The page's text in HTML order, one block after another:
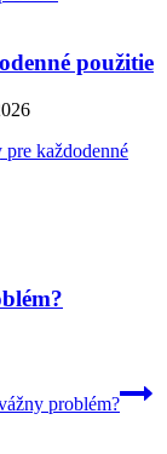
použitie
každodenné
problém?